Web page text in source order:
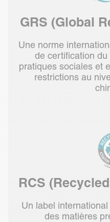
GRS (Global
Une norme
de certification
pratiques sociales et
restrictions au
RCS
Un label
des matières